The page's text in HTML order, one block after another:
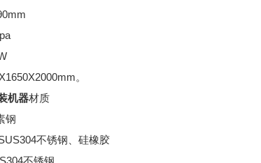
。
机器材质
钢
不锈钢、硅橡胶
不锈钢